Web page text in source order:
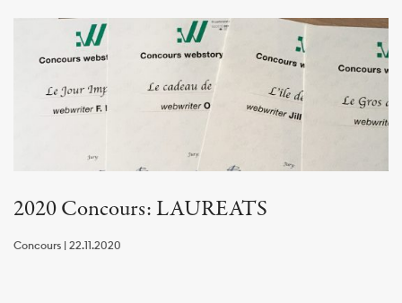
2020 Concours: LAUREATS
Concours | 22.11.2020